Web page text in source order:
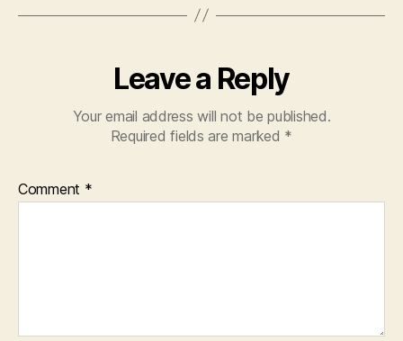
Leave a Reply
Your email address will not be published.
Required fields are marked *
Comment *